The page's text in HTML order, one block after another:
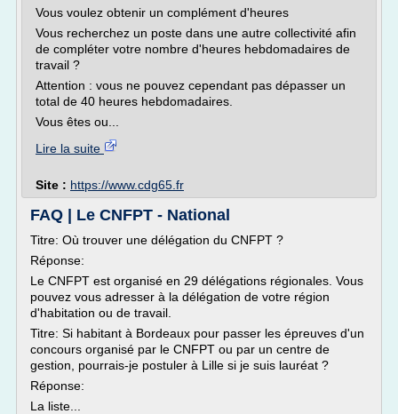
Vous voulez obtenir un complément d'heures
Vous recherchez un poste dans une autre collectivité afin
de compléter votre nombre d'heures hebdomadaires de
travail ?
Attention : vous ne pouvez cependant pas dépasser un
total de 40 heures hebdomadaires.
Vous êtes ou...
Lire la suite
Site : https://www.cdg65.fr
FAQ | Le CNFPT - National
Titre: Où trouver une délégation du CNFPT ?
Réponse:
Le CNFPT est organisé en 29 délégations régionales. Vous
pouvez vous adresser à la délégation de votre région
d'habitation ou de travail.
Titre: Si habitant à Bordeaux pour passer les épreuves d'un
concours organisé par le CNFPT ou par un centre de
gestion, pourrais-je postuler à Lille si je suis lauréat ?
Réponse:
La liste...